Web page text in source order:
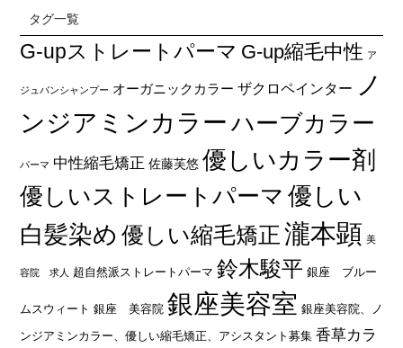
タグ一覧
G-upストレートパーマ G-up縮毛中性 ア
ジュバンシャンプー オーガニックカラー ザクロペインター
ノ
ンジアミンカラー ハーブカラー
パーマ 中性縮毛矯正 佐藤芙悠 優しいカラー剤
優しいストレートパーマ 優しい
白髪染め 優しい縮毛矯正 瀧本顕 美
容院 求人 超自然派ストレートパーマ 鈴木駿平 銀座 ブルー
ムスウィート 銀座 美容院 銀座美容室 銀座美容院、ノ
ンジアミンカラー、優しい縮毛矯正、アシスタント募集 香草カラ